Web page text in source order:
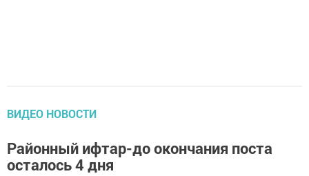
ВИДЕО НОВОСТИ
Районный ифтар-до окончания поста
осталось 4 дня